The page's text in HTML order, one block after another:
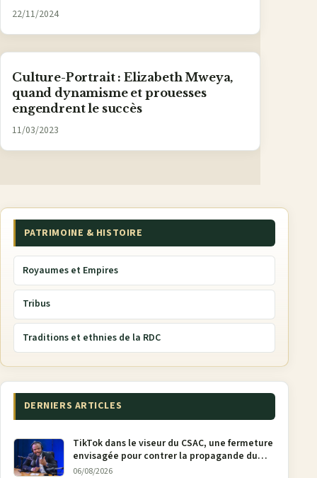
22/11/2024
Culture-Portrait : Elizabeth Mweya,
quand dynamisme et prouesses
engendrent le succès
11/03/2023
PATRIMOINE & HISTOIRE
Royaumes et Empires
Tribus
Traditions et ethnies de la RDC
DERNIERS ARTICLES
TikTok dans le viseur du CSAC, une fermeture
envisagée pour contrer la propagande du
M23
06/08/2026